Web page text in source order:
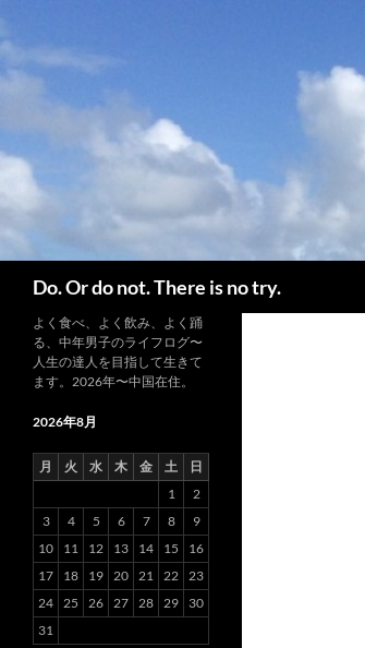
ン
Do. Or do not. There is no try.
よく食べ、よく飲み、よく踊
る、中年男子のライフログ〜
人生の達人を目指して生きて
ます。2026年〜中国在住。
2026年8月
月 火 水 木 金 土
日
1
2
3
4 5 6 7 8
9
10
11 12 13 14 15
16
17
18 19 20 21 22 23
24 25 26 27 28 29
30
31